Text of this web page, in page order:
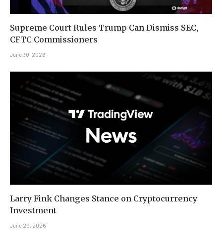
Supreme Court Rules Trump Can Dismiss SEC,
CFTC Commissioners
June 30, 2026
Larry Fink Changes Stance on Cryptocurrency
Investment
June 29, 2026